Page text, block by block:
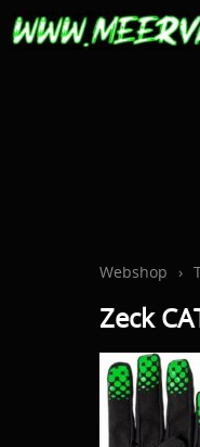
Webshop ›
Zeck